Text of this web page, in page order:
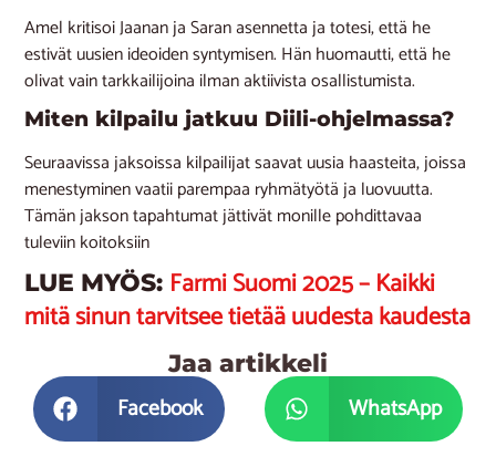
Amel kritisoi Jaanan ja Saran asennetta ja totesi, että he
estivät uusien ideoiden syntymisen. Hän huomautti, että he
olivat vain tarkkailijoina ilman aktiivista osallistumista.
Miten kilpailu jatkuu Diili-ohjelmassa?
Seuraavissa jaksoissa kilpailijat saavat uusia haasteita, joissa
menestyminen vaatii parempaa ryhmätyötä ja luovuutta.
Tämän jakson tapahtumat jättivät monille pohdittavaa
tuleviin koitoksiin
LUE MYÖS: Farmi Suomi 2025 – Kaikki
mitä sinun tarvitsee tietää uudesta kaudesta
Jaa artikkeli
Facebook WhatsApp